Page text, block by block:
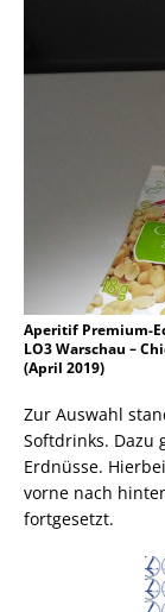
Aperitif Premium-
LO3 Warschau –
(April 2019)
Zur Auswahl
Softdrinks. Dazu
Erdnüsse.
vorne nach
fortgesetzt.